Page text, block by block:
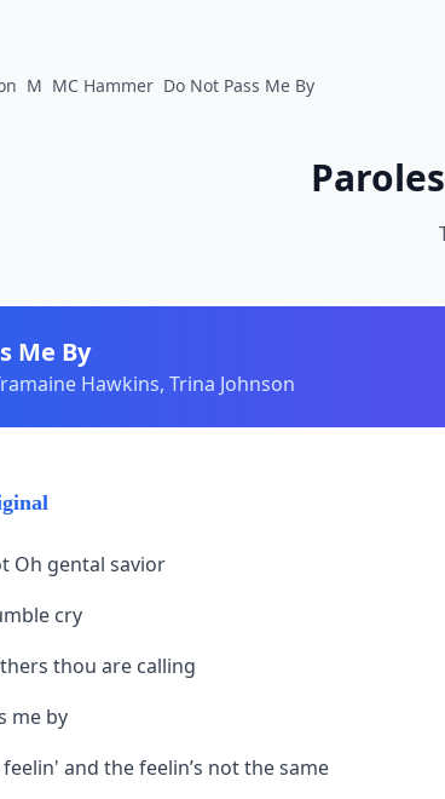
M MC Hammer Do Not Pass Me By
Me By
Hawkins, Trina Johnson
Oh gental savior
cry
thou are calling
me by
feelin' and the feelin’s not the same